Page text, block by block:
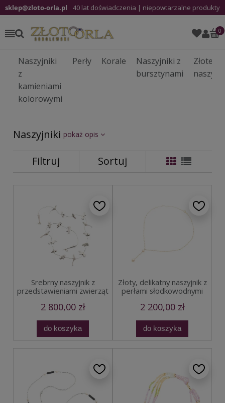
sklep@zloto-orla.pl 40 lat doświadczenia | niepowtarzalne produkty
Naszyjniki
z
kamieniami
kolorowymi
Perły Korale
Naszyjniki z
bursztynami
Złote
Naszyjniki pokaż opis
Filtruj Sortuj
Srebrny naszyjnik z
przedstawieniami zwierząt
2 800,00 zł
do koszyka
Złoty, delikatny naszyjnik z
perłami słodkowodnymi
2 200,00 zł
do koszyka